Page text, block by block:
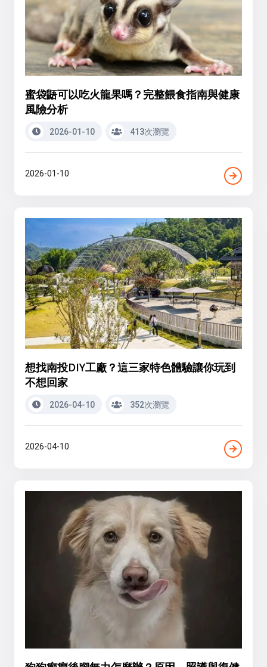
蜜袋鼯可以吃火龍果嗎？完整餵食指南與健康
風險分析
2026-01-10 413次瀏覽
2026-01-10
想找南投DIY工廠？這三家特色體驗讓你玩到
不想回家
2026-04-10 352次瀏覽
2026-04-10